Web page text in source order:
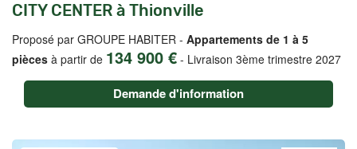
CITY CENTER à Thionville
Proposé par GROUPE HABITER - Appartements de 1 à 5
pièces à partir de 134 900 € - Livraison 3ème trimestre 2027
Demande d'information